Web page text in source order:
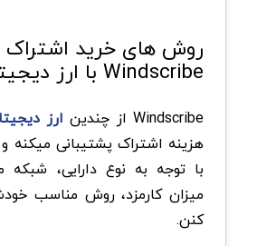
روش های خرید اشتراک
Windscribe با ارز دیجیتال
Windscribe از چندین ارز
هزینه اشتراک پشتیبانی میکنه و
با توجه به نوع دارایی، شبکه
میزان کارمزد، روش مناسب
کنن.